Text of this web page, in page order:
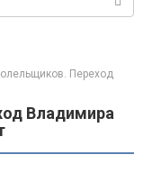
Переход
Владимира